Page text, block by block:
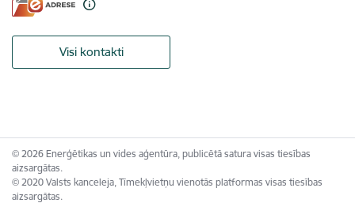
Visi kontakti
© 2026 Enerģētikas un vides aģentūra, publicētā satura visas tiesības
aizsargātas.
© 2020 Valsts kanceleja, Tīmekļvietņu vienotās platformas visas tiesības
aizsargātas.